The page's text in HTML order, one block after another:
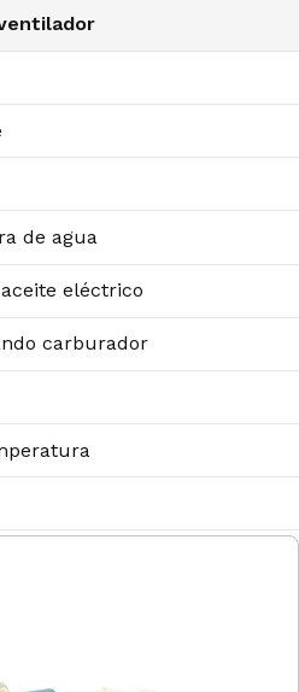
de agua
eléctrico
carburador